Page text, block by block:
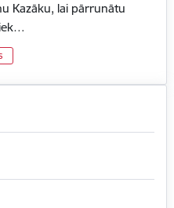
Kazāku, lai pārrunātu